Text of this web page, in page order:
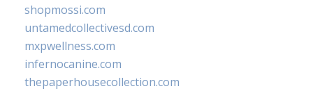
shopmossi.com
untamedcollectivesd.com
mxpwellness.com
infernocanine.com
thepaperhousecollection.com